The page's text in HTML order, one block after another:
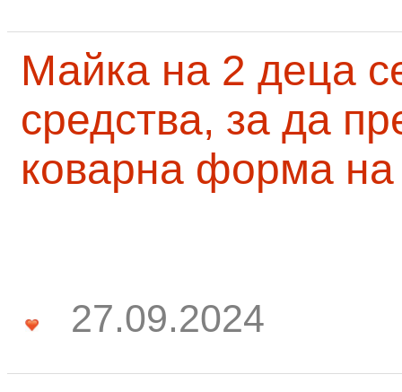
Майка на 2 деца
средства, за да
коварна форма на
27.09.2024